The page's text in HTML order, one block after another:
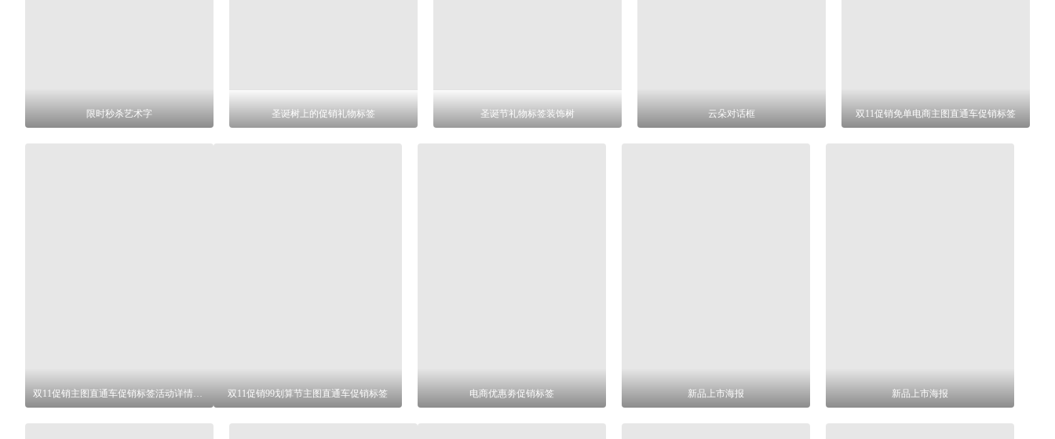
限时秒杀艺术字 圣诞树上的促销礼物标签 圣诞节礼物标签装饰树 云朵对话框 双11促销免单电商主图直通车促销标签
双11促销主图直通车促销标签活动详情促销 双11促销99划算节主图直通车促销标签 电商优惠劵促销标签 新品上市海报 新品上市海报